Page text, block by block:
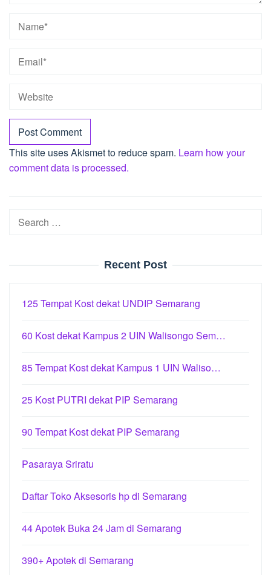
This site uses Akismet to reduce spam. Learn how your
comment data is processed.
Search
Recent Post
125 Tempat Kost dekat UNDIP Semarang
60 Kost dekat Kampus 2 UIN Walisongo Sem…
85 Tempat Kost dekat Kampus 1 UIN Waliso…
25 Kost PUTRI dekat PIP Semarang
90 Tempat Kost dekat PIP Semarang
Pasaraya Sriratu
Daftar Toko Aksesoris hp di Semarang
44 Apotek Buka 24 Jam di Semarang
390+ Apotek di Semarang